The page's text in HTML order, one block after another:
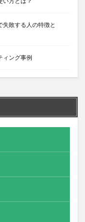
敗する人の特徴と
ィング事例